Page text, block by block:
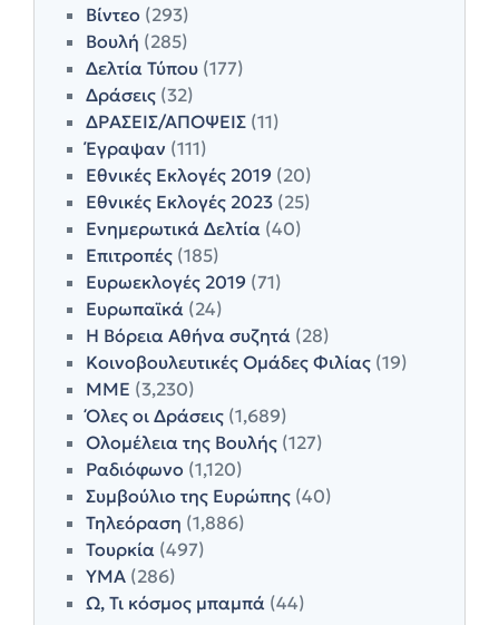
Βίντεο (293)
Βουλή (285)
Δελτία Τύπου (177)
Δράσεις (32)
ΔΡΑΣΕΙΣ/ΑΠΟΨΕΙΣ (11)
Έγραψαν (111)
Εθνικές Εκλογές 2019 (20)
Εθνικές Εκλογές 2023 (25)
Ενημερωτικά Δελτία (40)
Επιτροπές (185)
Ευρωεκλογές 2019 (71)
Ευρωπαϊκά (24)
Η Βόρεια Αθήνα συζητά (28)
Κοινοβουλευτικές Ομάδες Φιλίας (19)
ΜΜΕ (3,230)
Όλες οι Δράσεις (1,689)
Ολομέλεια της Βουλής (127)
Ραδιόφωνο (1,120)
Συμβούλιο της Ευρώπης (40)
Τηλεόραση (1,886)
Τουρκία (497)
ΥΜΑ (286)
Ω, Τι κόσμος μπαμπά (44)